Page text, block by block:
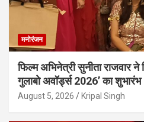
मनोरंजन
फिल्म अभिनेत्री सुनीता राजवार
गुलाबो अवॉर्ड्स 2026’ का शुभारंभ
August 5, 2026 Kripal Singh